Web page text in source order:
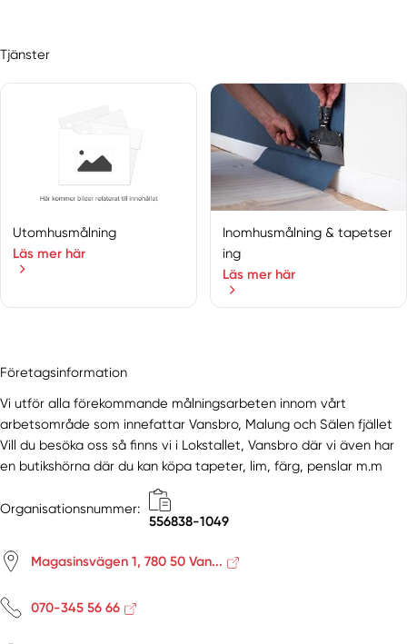
Tjänster
Utomhusmålning
Läs mer här
Inomhusmålning & tapetser
ing
Läs mer här
Företagsinformation
Vi utför alla förekommande målningsarbeten innom vårt
arbetsområde som innefattar Vansbro, Malung och Sälen fjället
Vill du besöka oss så finns vi i Lokstallet, Vansbro där vi även har
en butikshörna där du kan köpa tapeter, lim, färg, penslar m.m
Organisationsnummer:
556838-1049
Magasinsvägen 1, 780 50 Van...
070-345 56 66